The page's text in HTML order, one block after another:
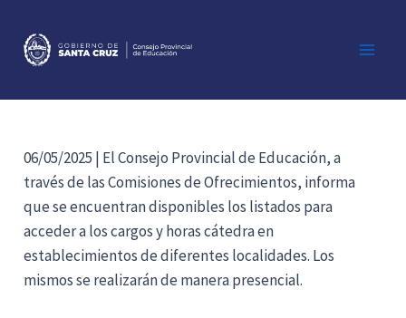
contenido
06/05/2025 | El Consejo Provincial de Educación, a
través de las Comisiones de Ofrecimientos, informa
que se encuentran disponibles los listados para
acceder a los cargos y horas cátedra en
establecimientos de diferentes localidades. Los
mismos se realizarán de manera presencial.